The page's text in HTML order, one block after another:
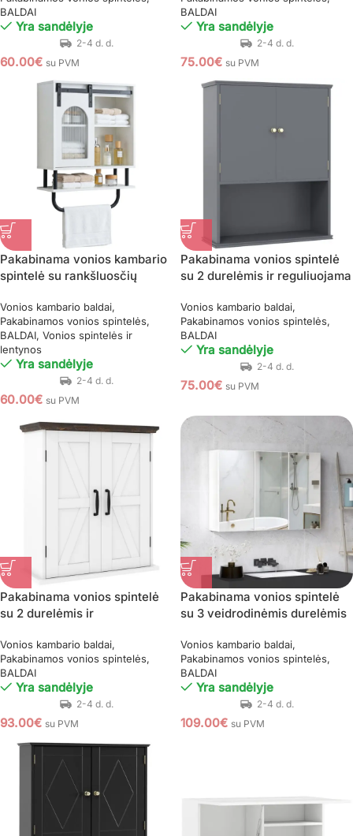
BALDAI
Yra sandėlyje
60.00€ su PVM
BALDAI
Yra sandėlyje
75.00€ su PVM
Pakabinama vonios kambario
spintelė su rankšluosčių
(Balta)
Vonios kambario baldai
Pakabinamos vonios spintelės
BALDAI Vonios spintelės ir
lentynos
Yra sandėlyje
60.00€ su PVM
Pakabinama vonios spintelė
su 2 durelėmis ir reguliuojama
Vonios kambario baldai
Pakabinamos vonios spintelės
BALDAI
Yra sandėlyje
75.00€ su PVM
Pakabinama vonios spintelė
su 2 durelėmis ir
(Balta)
Vonios kambario baldai
Pakabinamos vonios spintelės
BALDAI
Yra sandėlyje
93.00€ su PVM
Pakabinama vonios spintelė
su 3 veidrodinėmis durelėmis
Vonios kambario baldai
Pakabinamos vonios spintelės
BALDAI
Yra sandėlyje
109.00€ su PVM